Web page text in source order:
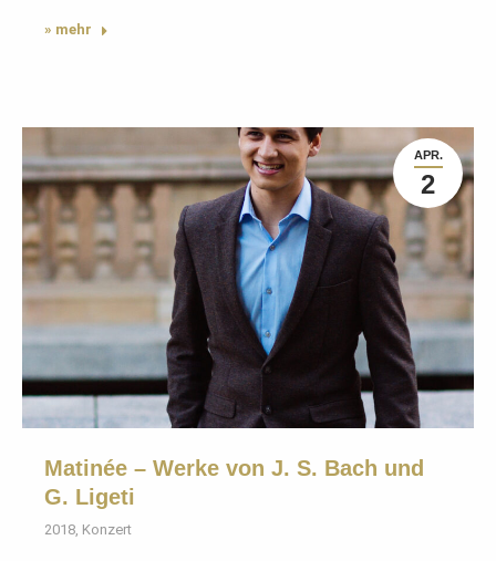
» mehr
APR.
2
Matinée – Werke von J. S. Bach und
G. Ligeti
2018 Konzert